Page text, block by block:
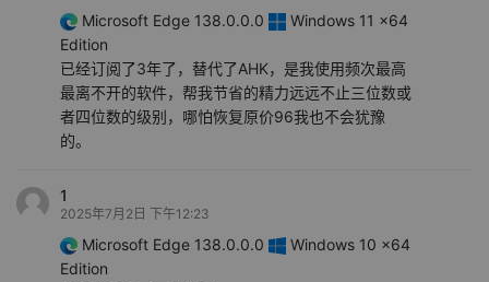
Microsoft Edge 138.0.0.0
Windows 11 x64
Edition
已经订阅了3年了，替代了AHK，是我使用频次最高
最离不开的软件，帮我节省的精力远远不止三位数或
者四位数的级别，哪怕恢复原价96我也不会犹豫
的。
1
2025年7月2日 下午12:23
Microsoft Edge 138.0.0.0
Windows 10 x64
Edition